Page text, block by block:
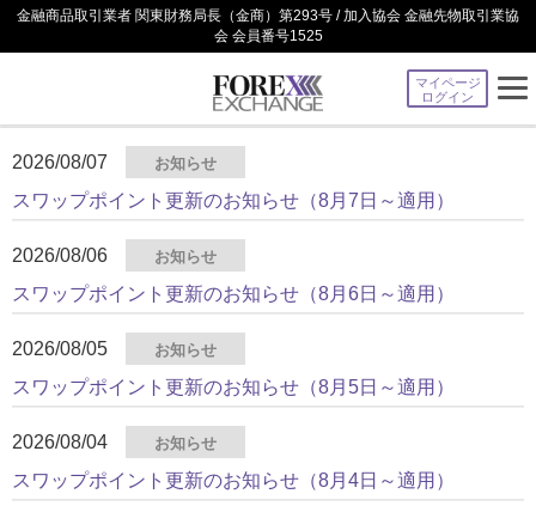
金融商品取引業者 関東財務局長（金商）第293号 / 加入協会 金融先物取引業協
会 会員番号1525
マイページ
ログイン
2026/08/07 お知らせ
スワップポイント更新のお知らせ（8月7日～適用）
2026/08/06 お知らせ
スワップポイント更新のお知らせ（8月6日～適用）
2026/08/05 お知らせ
スワップポイント更新のお知らせ（8月5日～適用）
2026/08/04 お知らせ
スワップポイント更新のお知らせ（8月4日～適用）